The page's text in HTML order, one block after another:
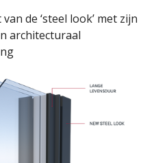
de ‘steel look’ met zijn
architecturaal